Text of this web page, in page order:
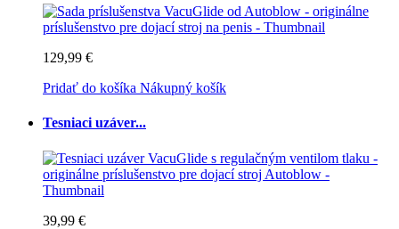
129,99 €
Pridať do košíka Nákupný košík
Tesniaci uzáver...
39,99 €